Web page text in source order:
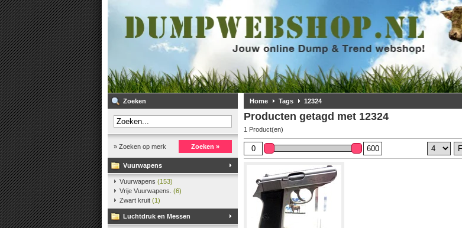
Zoeken
» Zoeken op merk Zoeken »
Vuurwapens
Vuurwapens (153)
Vrije Vuurwapens. (6)
Zwart kruit (1)
Luchtdruk en Messen
Home Tags 12324
Producten getagd met 12324
1 Product(en)